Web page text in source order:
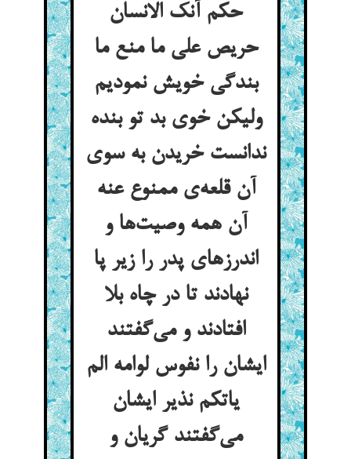
حکم آنک الانسان
حریص علی ما منع ما
بندگی خویش نمودیم
ولیکن خوی بد تو بنده
ندانست خریدن به سوی
آن قلعه‌ی ممنوع عنه
آن همه وصیت‌ها و
اندرزهای پدر را زیر پا
نهادند تا در چاه بلا
افتادند و می‌گفتند
ایشان را نفوس لوامه الم
یاتکم نذیر ایشان
می‌گفتند گریان و